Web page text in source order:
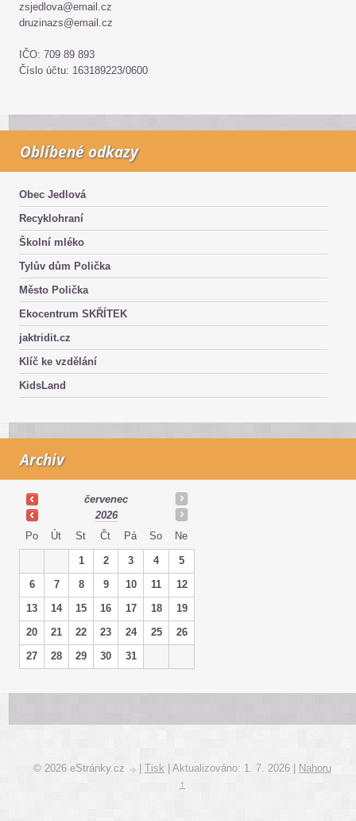
zsjedlova@email.cz
druzinazs@email.cz
IČO: 709 89 893
Číslo účtu: 163189223/0600
Oblíbené odkazy
Obec Jedlová
Recyklohraní
Školní mléko
Tylův dům Polička
Město Polička
Ekocentrum SKŘÍTEK
jaktridit.cz
Klíč ke vzdělání
KidsLand
Archiv
červenec
2026
Po
Út St Čt Pá So Ne
1 2 3 4
5
6
7 8 9 10 11
12
13
14 15 16 17 18
19
20
21 22 23 24 25
26
27
28 29 30 31
© 2026 eStránky.cz Tisk Aktualizováno: 1. 7. 2026
Nahoru
↑